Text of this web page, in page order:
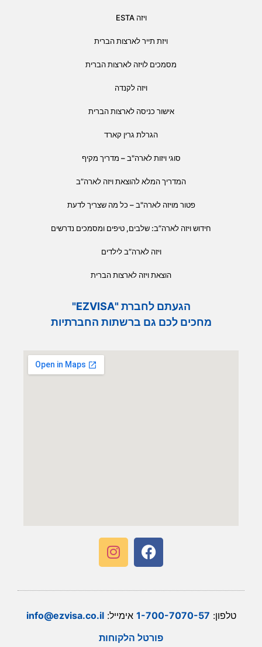
ויזה ESTA
ויזת תייר לארצות הברית
מסמכים לויזה לארצות הברית
ויזה לקנדה
אישור כניסה לארצות הברית
הגרלת גרין קארד
סוגי ויזות לארה"ב – מדריך מקיף
המדריך המלא להוצאת ויזה לארה”ב
פטור מויזה לארה"ב – כל מה שצריך לדעת
חידוש ויזה לארה”ב: שלבים, טיפים ומסמכים נדרשים
ויזה לארה”ב לילדים
הוצאת ויזה לארצות הברית
הגעתם לחברת "EZVISA"
מחכים לכם גם ברשתות החברתיות
טלפון: 1-700-7070-57 אימייל:info@ezvisa.co.il
פורטל הלקוחות